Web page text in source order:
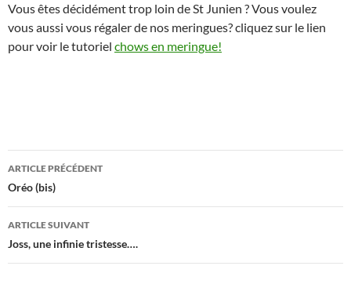
Vous êtes décidément trop loin de St Junien ? Vous voulez
vous aussi vous régaler de nos meringues? cliquez sur le lien
pour voir le tutoriel chows en meringue!
Navigation
des
articles
ARTICLE PRÉCÉDENT
Oréo (bis)
ARTICLE SUIVANT
Joss, une infinie tristesse….